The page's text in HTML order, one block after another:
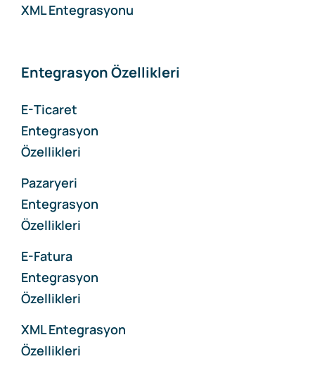
XML Entegrasyonu
Entegrasyon Özellikleri
E-Ticaret
Entegrasyon
Özellikleri
Pazaryeri
Entegrasyon
Özellikleri
E-Fatura
Entegrasyon
Özellikleri
XML Entegrasyon
Özellikleri